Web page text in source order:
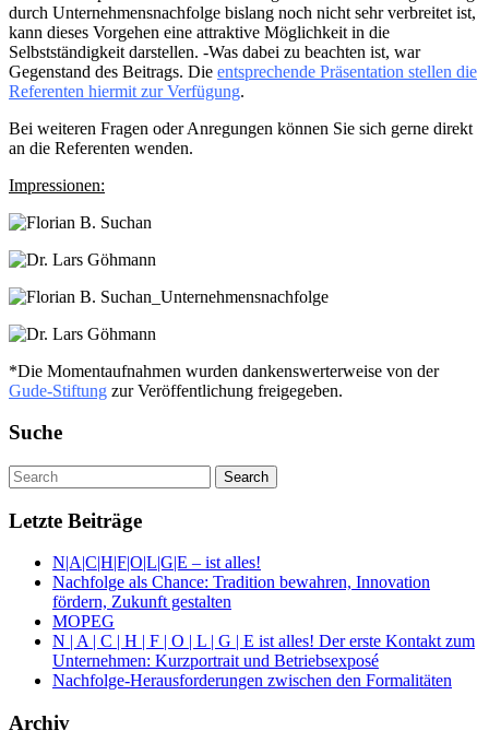
durch Unternehmensnachfolge bislang noch nicht sehr verbreitet ist,
kann dieses Vorgehen eine attraktive Möglichkeit in die
Selbstständigkeit darstellen. -Was dabei zu beachten ist, war
Gegenstand des Beitrags. Die entsprechende Präsentation stellen die
Referenten hiermit zur Verfügung.
Bei weiteren Fragen oder Anregungen können Sie sich gerne direkt
an die Referenten wenden.
Impressionen:
*Die Momentaufnahmen wurden dankenswerterweise von der
Gude-Stiftung zur Veröffentlichung freigegeben.
Suche
Letzte Beiträge
N|A|C|H|F|O|L|G|E – ist alles!
Nachfolge als Chance: Tradition bewahren, Innovation
fördern, Zukunft gestalten
MOPEG
N | A | C | H | F | O | L | G | E ist alles! Der erste Kontakt zum
Unternehmen: Kurzportrait und Betriebsexposé
Nachfolge-Herausforderungen zwischen den Formalitäten
Archiv